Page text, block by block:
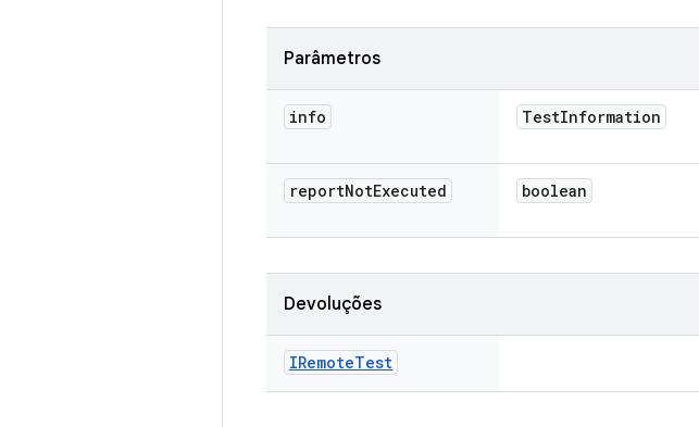
Parâmetros
info TestInformation
reportNotExecuted boolean
Devoluções
IRemoteTest